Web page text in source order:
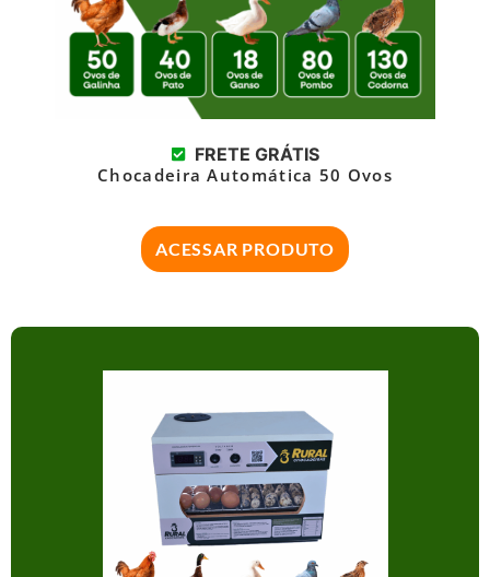
FRETE GRÁTIS
Chocadeira Automática 50 Ovos
ACESSAR PRODUTO